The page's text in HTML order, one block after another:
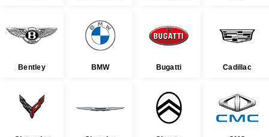
Bentley BMW Bugatti Cadillac